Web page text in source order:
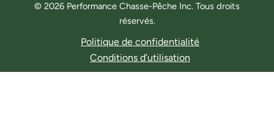
© 2026 Performance Chasse-Pêche Inc. Tous droits
réservés.
Politique de confidentialité
Conditions d’utilisation